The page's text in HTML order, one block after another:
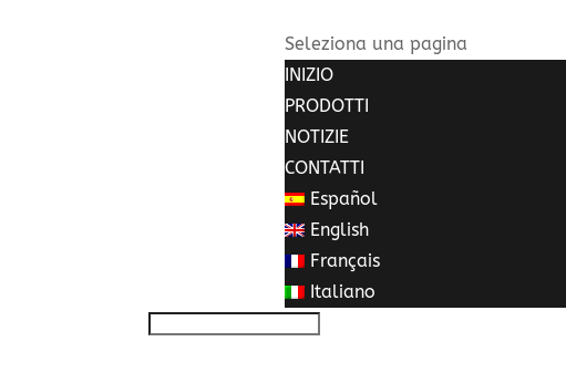
Seleziona una pagina
INIZIO
PRODOTTI
NOTIZIE
CONTATTI
Español
English
Français
Italiano